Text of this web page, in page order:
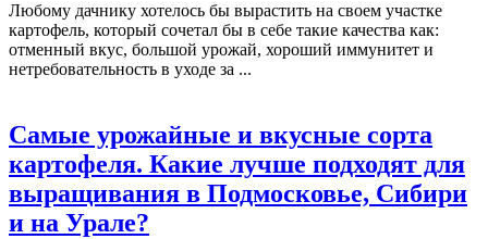
Любому дачнику хотелось бы вырастить на своем участке
картофель, который сочетал бы в себе такие качества как:
отменный вкус, большой урожай, хороший иммунитет и
нетребовательность в уходе за ...
Самые урожайные и вкусные сорта
картофеля. Какие лучше подходят для
выращивания в Подмосковье, Сибири
и на Урале?